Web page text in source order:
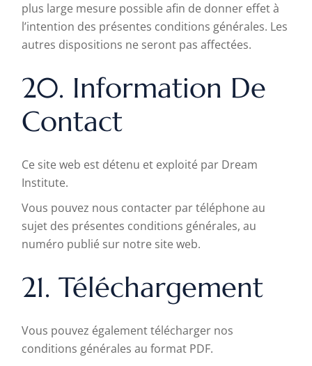
plus large mesure possible afin de donner effet à
l’intention des présentes conditions générales. Les
autres dispositions ne seront pas affectées.
20. Information De
Contact
Ce site web est détenu et exploité par Dream
Institute.
Vous pouvez nous contacter par téléphone au
sujet des présentes conditions générales, au
numéro publié sur notre site web.
21. Téléchargement
Vous pouvez égalementtélécharger nos
conditions générales au format PDF.